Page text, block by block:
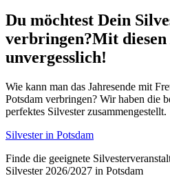
Du möchtest Dein
verbringen?Mit diesen
unvergesslich!
Wie kann man das Jahresende mit
Potsdam verbringen? Wir haben die
perfektes Silvester zusammengestellt.
Silvester in Potsdam
Finde die geeignete
Silvester 2026/2027 in Potsdam